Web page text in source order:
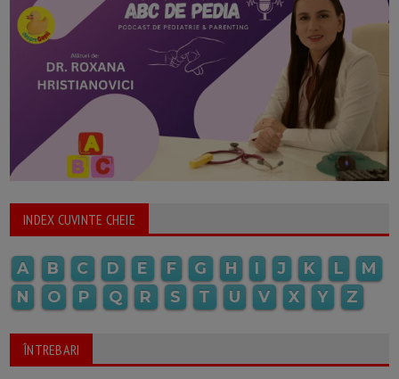
INDEX CUVINTE CHEIE
A B C D E F G H I J K L
M
N
O P Q R S T U V X Y Z
ÎNTREBARI